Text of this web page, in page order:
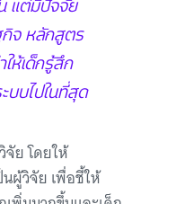
จ หลักสูตร
ห้เด็กรู้สึก
บบไปในที่สุด
จัย โดยให้
ผู้วิจัย เพื่อชี้ให้